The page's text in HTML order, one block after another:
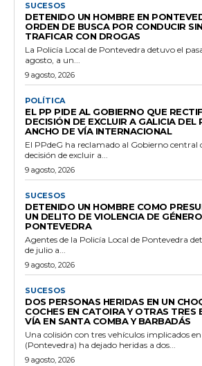
SUCESOS
DETENIDO UN HOMBRE EN
ORDEN DE BUSCA POR CONDUCIR
TRAFICAR CON DROGAS
La Policía Local de Pontevedra detuvo el
agosto, a un...
9 agosto, 2026
POLÍTICA
EL PP PIDE AL GOBIERNO QUE
DECISIÓN DE EXCLUIR A GALICIA DEL
ANCHO DE VÍA INTERNACIONAL
El PPdeG ha reclamado al Gobierno central
decisión de excluir a...
9 agosto, 2026
SUCESOS
DETENIDO UN HOMBRE COMO
UN DELITO DE VIOLENCIA DE
PONTEVEDRA
Agentes de la Policía Local de Pontevedra
de julio a...
9 agosto, 2026
SUCESOS
DOS PERSONAS HERIDAS EN UN
COCHES EN CATOIRA Y OTRAS TRES
VÍA EN SANTA COMBA Y BARBADÁS
Una colisión con tres vehículos implicados
(Pontevedra) ha dejado heridas a dos...
9 agosto, 2026